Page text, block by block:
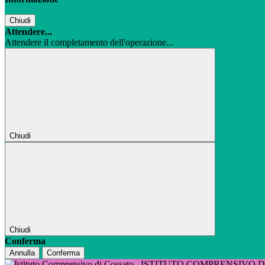
Chiudi
Attendere...
Attendere il completamento dell'operazione...
Chiudi
Chiudi
Conferma
Annulla Conferma